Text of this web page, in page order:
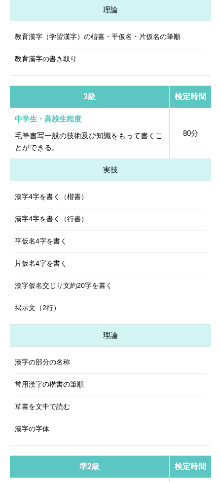
理論
教育漢字（学習漢字）の楷書・平仮名・片仮名の筆順
教育漢字の書き取り
3級 検定時間
中学生・高校生程度
毛筆書写一般の技術及び知識をもって書くこ
とができる。
80分
実技
漢字4字を書く（楷書）
漢字4字を書く（行書）
平仮名4字を書く
片仮名4字を書く
漢字仮名交じり文約20字を書く
掲示文（2行）
理論
漢字の部分の名称
常用漢字の楷書の筆順
草書を文中で読む
漢字の字体
準2級 検定時間